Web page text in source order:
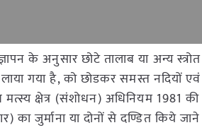
के अनुसार छोटे तालाब या अन्य
गया है, को छोडकर समस्त नदियों
क्षेत्र (संशोधन) अधिनियम 1981
जुर्माना या दोनों से दण्डित किये जाने